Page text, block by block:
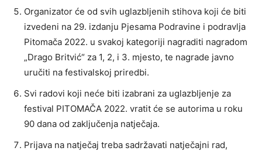
Organizator će od svih uglazbljenih stihova koji će biti
izvedeni na 29. izdanju Pjesama Podravine i podravlja
Pitomača 2022. u svakoj kategoriji nagraditi nagradom
„Drago Britvić“ za 1, 2, i 3. mjesto, te nagrade javno
uručiti na festivalskoj priredbi.
Svi radovi koji neće biti izabrani za uglazbljenje za
festival PITOMAČA 2022. vratit će se autorima u roku
90 dana od zaključenja natječaja.
Prijava na natječaj treba sadržavati natječajni rad,